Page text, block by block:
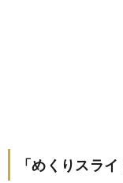
「めくりスラ